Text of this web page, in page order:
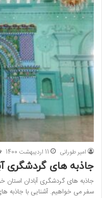
امیر طورانی 11 اردیبهشت 1400
جاذبه های گردشگری
جاذبه های گردشگری آبادان استان
سفر می خواهیم. آشنایی با جاذبه